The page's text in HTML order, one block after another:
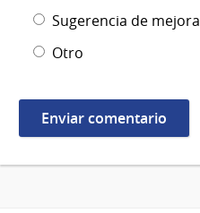
Sugerencia de mejora
Otro